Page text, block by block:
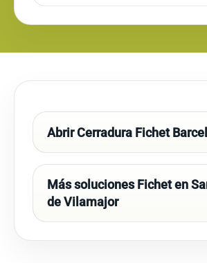
Abrir Cerradura Fichet
Más soluciones Fichet en
de Vilamajor